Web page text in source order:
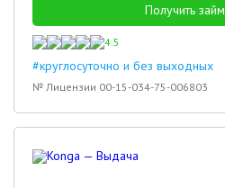
Получить займ
4.5
#круглосуточно и без выходных
№ Лицензии 00-15-034-75-006803